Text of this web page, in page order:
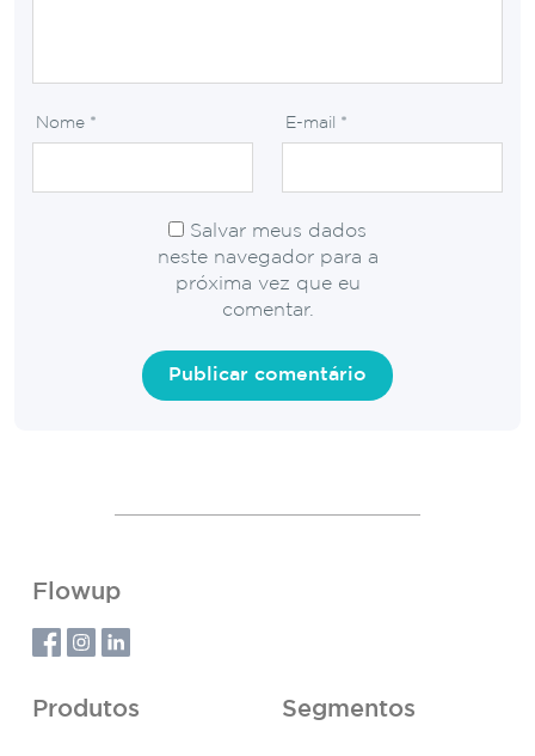
Nome * E-mail *
Salvar meus dados
neste navegador para a
próxima vez que eu
comentar.
Flowup
Produtos Segmentos